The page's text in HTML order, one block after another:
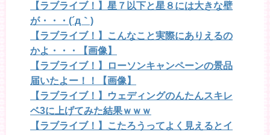
【ラブライブ！】星７以下と星８には大きな壁
が・・・(´д｀)
【ラブライブ！】こんなこと実際にありえるの
かよ・・・【画像】
【ラブライブ！】ローソンキャンペーンの景品
届いたよー！！【画像】
【ラブライブ！】ウェディングのんたんスキレ
ベ3に上げてみた結果ｗｗｗ
【ラブライブ！】こたろうってよく見えるとイ